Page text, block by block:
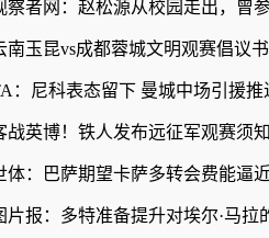
南玉昆vs成都蓉城文明观赛倡议书